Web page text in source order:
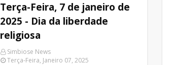
Terça-Feira, 7 de janeiro de
2025 - Dia da liberdade
religiosa
Simbiose News
Terça-Feira, Janeiro 07, 2025